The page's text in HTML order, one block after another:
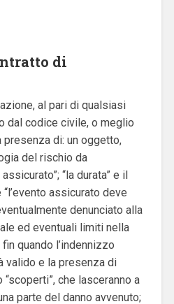
di
al pari di qualsiasi
dal codice civile, o meglio
di: un oggetto,
del rischio da
“la durata” e il
assicurato deve
denunciato alla
ed eventuali limiti nella
quando l’indennizzo
valido e la presenza di
“scoperti”, che lasceranno a
parte del danno avvenuto;